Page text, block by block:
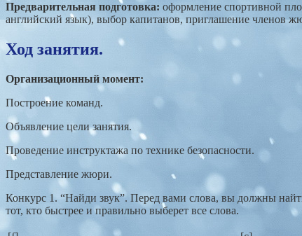
Предварительная подготовка: оформление спортивной
английский язык), выбор капитанов, приглашение членов
Ход занятия.
Организационный момент:
Построение команд.
Объявление цели занятия.
Проведение инструктажа по технике безопасности.
Представление жюри.
Конкурс 1. “Найди звук”. Перед вами слова, вы должны
тот, кто быстрее и правильно выберет все слова.